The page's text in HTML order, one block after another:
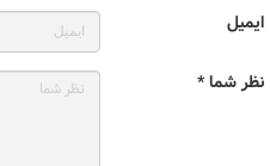
ایمیل
نظر شما *